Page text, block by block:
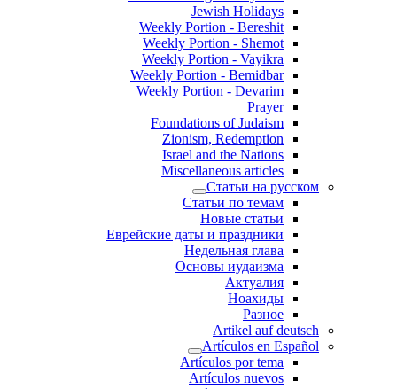
Jewish Holidays
Weekly Portion - Bereshit
Weekly Portion - Shemot
Weekly Portion - Vayikra
Weekly Portion - Bemidbar
Weekly Portion - Devarim
Prayer
Foundations of Judaism
Zionism, Redemption
Israel and the Nations
Miscellaneous articles
Статьи на русском
Статьи по темам
Новые статьи
Еврейские даты и праздники
Недельная глава
Основы иудаизма
Актуалия
Ноахиды
Разное
Artikel auf deutsch
Artículos en Español
Artículos por tema
Artículos nuevos